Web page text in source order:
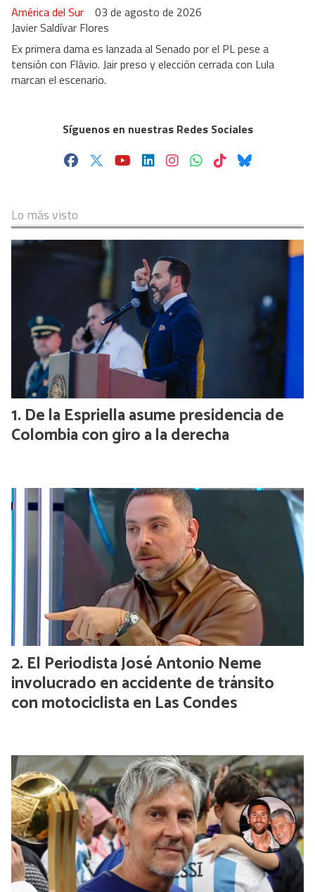
Javier Saldívar Flores
América del Sur 03 de agosto de 2026
Ex primera dama es lanzada al Senado por el PL pese a
tensión con Flávio. Jair preso y elección cerrada con Lula
marcan el escenario.
Síguenos en nuestras Redes Sociales
Lo más visto
De la Espriella asume presidencia de
Colombia con giro a la derecha
El Periodista José Antonio Neme
involucrado en accidente de tránsito
con motociclista en Las Condes